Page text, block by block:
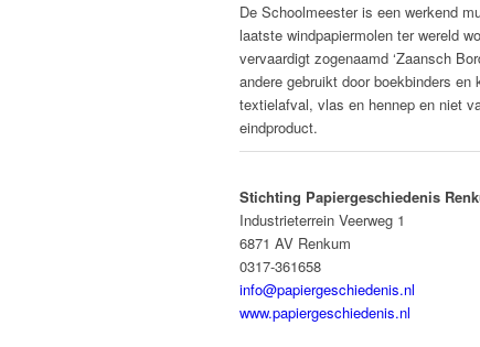
De Schoolmeester is een werkend
laatste windpapiermolen ter wereld
vervaardigt zogenaamd ‘Zaansch
andere gebruikt door boekbinders
textielafval, vlas en hennep en niet
eindproduct.
Stichting Papiergeschiedenis
Industrieterrein Veerweg 1
6871 AV Renkum
0317-361658
info@papiergeschiedenis.nl
www.papiergeschiedenis.nl